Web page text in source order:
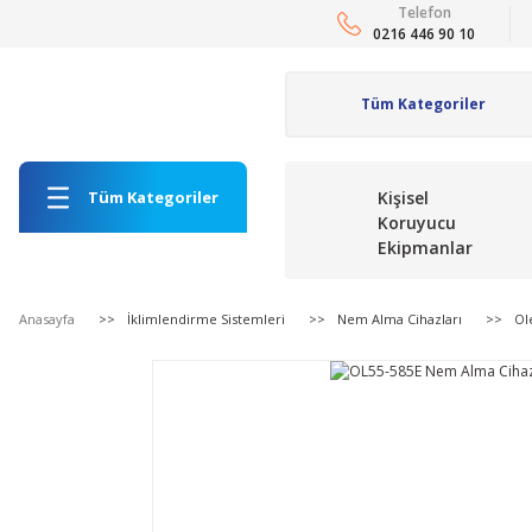
Telefon
0216 446 90 10
Tüm Kategoriler
Kişisel
Koruyucu
Ekipmanlar
Anasayfa İklimlendirme Sistemleri Nem Alma Cihazları